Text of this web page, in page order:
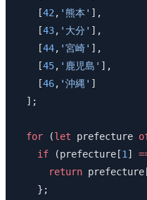
    [
42 , '熊本' ],
    [
43, '大分' ],
    [
44, '宮崎' ],
    [
45, '鹿児島' ],
    [
46, '沖縄' ]
  ];
  for
(let prefecture
    if
(prefecture[1 ]
      return
    };